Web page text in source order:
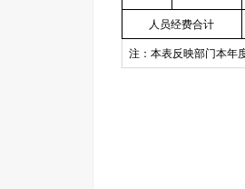
人员经费合计
注：本表反映部门本年